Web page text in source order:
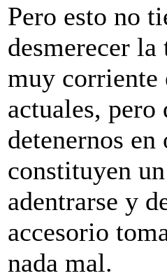
Pero esto no
desmerecer
muy corriente
actuales, pero
detenernos
constituyen
adentrarse y
accesorio
nada mal.